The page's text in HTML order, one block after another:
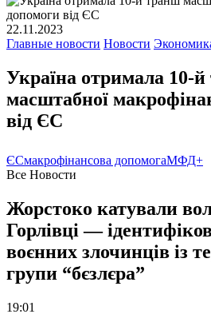
22.11.2023
Главные новости Новости
Україна отримала 10-
масштабної
від ЄС
ЄСмакрофінансова допомогаМФД+
Все Новости
Жорстоко катували
Горлівці —
воєнних злочинців із
групи “бєзлєра”
19:01